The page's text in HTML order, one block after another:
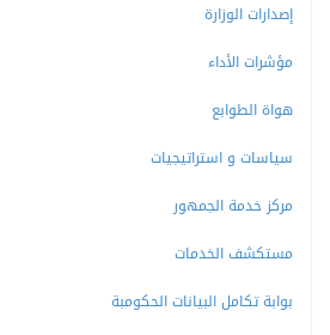
إصدارات الوزارة
مؤشرات الأداء
هواة الطوابع
سياسات و استراتيجيات
مركز خدمة الجمهور
مستكشف الخدمات
بوابة تكامل البيانات الحكومبة